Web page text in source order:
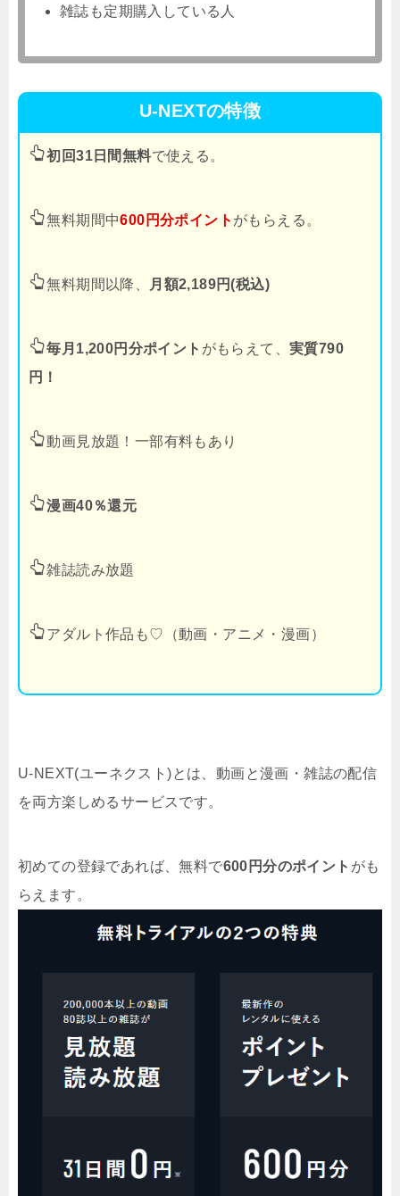
雑誌も定期購入している人
U-NEXTの特徴
初回31日間無料で使える。
無料期間中600円分ポイント がもらえる。
無料期間以降、 月額2,189円(税込)
毎月1,200円分ポイント がもらえて、実質790
円！
動画見放題！一部有料もあり
漫画40％還元
雑誌読み放題
アダルト作品も♡（動画・アニメ・漫画）
U-NEXT(ユーネクスト)とは、動画と漫画・雑誌の配信
を両方楽しめるサービスです。
初めての登録であれば、無料で600円分のポイント がも
らえます。